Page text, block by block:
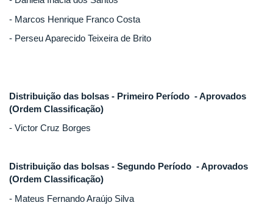
- Marcos Henrique Franco Costa
- Perseu Aparecido Teixeira de Brito
Distribuição das bolsas - Primeiro Período - Aprovados
(Ordem Classificação)
- Victor Cruz Borges
Distribuição das bolsas - Segundo Período - Aprovados
(Ordem Classificação)
- Mateus Fernando Araújo Silva